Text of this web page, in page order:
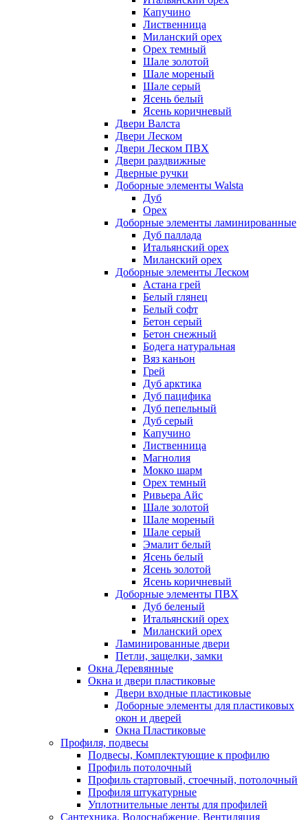
Капучино
Лиственница
Миланский орех
Орех темный
Шале золотой
Шале мореный
Шале серый
Ясень белый
Ясень коричневый
Двери Валста
Двери Леском
Двери Леском ПВХ
Двери раздвижные
Дверные ручки
Доборные элементы Walsta
Дуб
Орех
Доборные элементы ламинированные
Дуб паллада
Итальянский орех
Миланский орех
Доборные элементы Леском
Астана грей
Белый глянец
Белый софт
Бетон серый
Бетон снежный
Бодега натуральная
Вяз каньон
Грей
Дуб арктика
Дуб пацифика
Дуб пепельный
Дуб серый
Капучино
Лиственница
Магнолия
Мокко шарм
Орех темный
Ривьера Айс
Шале золотой
Шале мореный
Шале серый
Эмалит белый
Ясень белый
Ясень золотой
Ясень коричневый
Доборные элементы ПВХ
Дуб беленый
Итальянский орех
Миланский орех
Ламинированные двери
Петли, защелки, замки
Окна Деревянные
Окна и двери пластиковые
Двери входные пластиковые
Доборные элементы для пластиковых
окон и дверей
Окна Пластиковые
Профиля, подвесы
Подвесы, Комплектующие к профилю
Профиль потолочный
Профиль стартовый, стоечный, потолочный
Профиля штукатурные
Уплотнительные ленты для профилей
Сантехника, Водоснабжение, Вентиляция